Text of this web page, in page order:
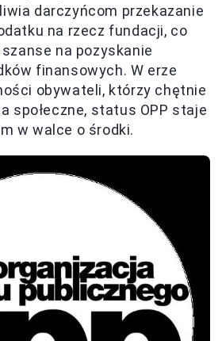
darczyńcom przekazanie
na rzecz fundacji, co
na pozyskanie
finansowych. W erze
obywateli, którzy chętnie
społeczne, status OPP staje
w walce o środki.